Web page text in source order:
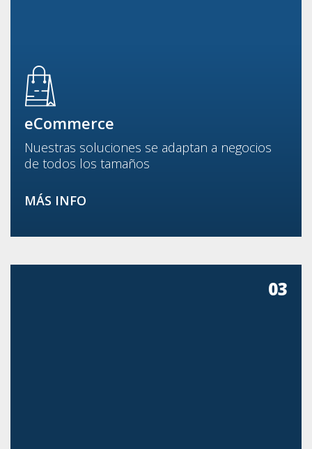
eCommerce
Nuestras soluciones se adaptan a negocios
de todos los tamaños
MÁS INFO
03